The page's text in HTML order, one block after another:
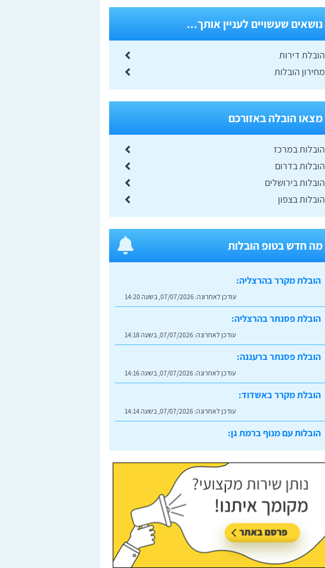
נושאים שעשויים לעניין אותך...
הובלת דירות
מחירון הובלות
מצאו הובלה באזורכם
הובלות במרכז
הובלות בדרום
הובלות בירושלים
הובלות בצפון
מה חדש בטופ הובלות
הובלת מקרר בהרצליה:
עודכן לאחרונה:07/07/2026, בשעה 14:20
הובלת פסנתר בהרצליה:
עודכן לאחרונה:07/07/2026, בשעה 14:18
הובלת פסנתר ברעננה:
עודכן לאחרונה:07/07/2026, בשעה 14:16
הובלת מקרר באשדוד:
עודכן לאחרונה:07/07/2026, בשעה 14:14
הובלות עם מנוף ברמת גן:
עודכן לאחרונה:07/07/2026, בשעה 14:23